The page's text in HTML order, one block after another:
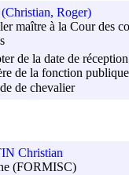
Roger)
maître à la Cour des
de la date de
de la fonction publique
de chevalier
Christian
(FORMISC)